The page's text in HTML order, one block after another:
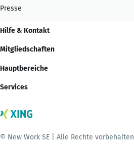
Presse
Hilfe & Kontakt
Mitgliedschaften
Hauptbereiche
Services
© New Work SE | Alle Rechte vorbehalten